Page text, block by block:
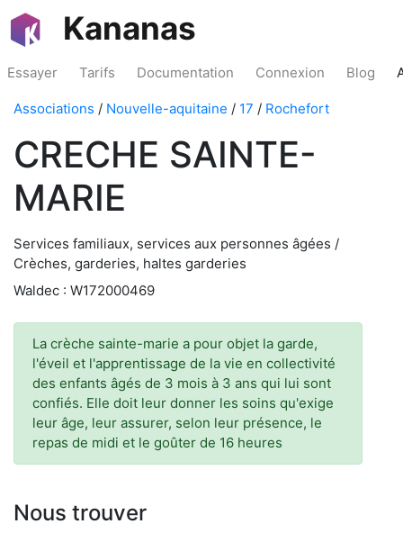
Kananas
Essayer Tarifs Documentation Connexion Blog
Associations / Nouvelle-aquitaine / 17 / Rochefort
CRECHE SAINTE-
MARIE
Services familiaux, services aux personnes âgées /
Crèches, garderies, haltes garderies
Waldec : W172000469
La crèche sainte-marie a pour objet la garde,
l'éveil et l'apprentissage de la vie en collectivité
des enfants âgés de 3 mois à 3 ans qui lui sont
confiés. Elle doit leur donner les soins qu'exige
leur âge, leur assurer, selon leur présence, le
repas de midi et le goûter de 16 heures
Nous trouver